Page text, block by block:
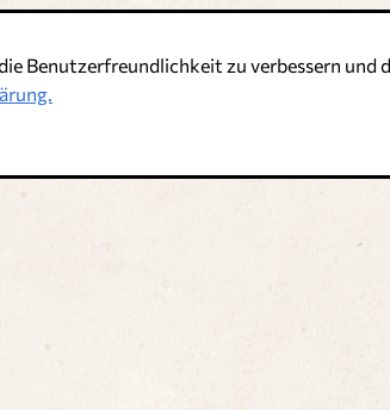
Benutzerfreundlichkeit zu verbessern und